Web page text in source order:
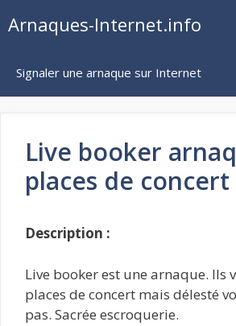
auArnaques-Internet.info
Signaler une arnaque sur Internet
Live booker
places de concert
Description :
Live booker est une arnaque. Ils
places de concert mais délesté
pas. Sacrée escroquerie.